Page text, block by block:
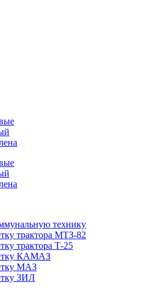
технику
трактора МТЗ-82
трактора Т-25
КАМАЗ
МАЗ
ЗИЛ